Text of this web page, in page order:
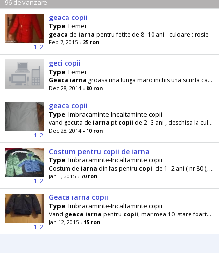
96 de vanzare
1 2
geaca copii
Type: Femei
geaca de iarna pentru fetite de 8- 10 ani - culoare : rosie
Feb 7, 2015 - 25 ron
geci copii
Type: Femei
Geaca iarna groasa una lunga maro inchis una scurta caramiziu
Dec 28, 2014 - 80 ron
1 2
geaca copii
Type: Imbracaminte-Incaltaminte copii
vand gecuta de iarna pt copii de 2- 3 ani , deschisa la culoare. nu are nici un defect.
Dec 28, 2014 - 10 ron
1 2
Costum pentru copii de iarna
Type: Imbracaminte-Incaltaminte copii
Costum de iarna din fas pentru copii de 1- 2 ani ( nr 80 ), cu salopeta si
Jan 1, 2015 - 70 ron
1 2
Geaca iarna copii
Type: Imbracaminte-Incaltaminte copii
Vand geaca iarna pentru copii, marimea 10, stare foarte buna.
Jan 12, 2015 - 15 ron